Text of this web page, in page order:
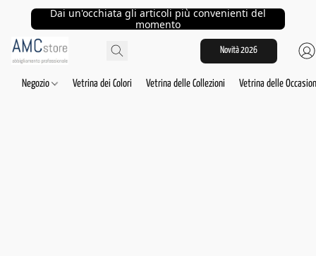
Dai un'occhiata gli articoli più convenienti del
momento
Novità 2026
Negozio Vetrina dei Colori Vetrina delle Collezioni Vetrina delle